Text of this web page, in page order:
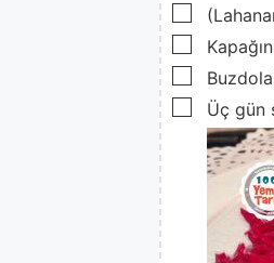
▢
▢
▢
▢
Üç gün